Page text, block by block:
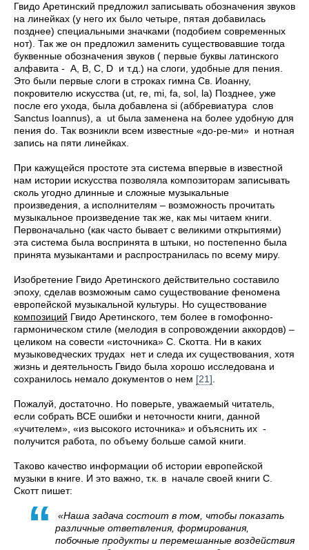
Гвидо Аретинский предложил записывать обозначения звуков
на линейках (у него их было четыре, пятая добавилась
позднее) специальными значками (подобием современных
нот). Так же он предложил заменить существовавшие тогда
буквенные обозначения звуков ( первые буквы латинского
алфавита - A, B, C, D и т.д.) на слоги, удобные для пения.
Это были первые слоги в строках гимна Св. Иоанну,
покровителю искусства (ut, re, mi, fa, sol, la) Позднее, уже
после его ухода, была добавлена si (аббревиатура слов
Sanctus Ioannus), а ut была заменена на более удобную для
пения do. Так возникли всем известные «до-ре-ми» и нотная
запись на пяти линейках.
При кажущейся простоте эта система впервые в известной
нам истории искусства позволяла композиторам записывать
сколь угодно длинные и сложные музыкальные
произведения, а исполнителям – возможность прочитать
музыкальное произведение так же, как мы читаем книги.
Первоначально (как часто бывает с великими открытиями)
эта система была воспринята в штыки, но постепенно была
принята музыкантами и распространилась по всему миру.
Изобретение Гвидо Аретинского действительно составило
эпоху, сделав возможным само существование феномена
европейской музыкальной культуры. Но существование
композиций Гвидо Аретинского, тем более в гомофонно-
гармоническом стиле (мелодия в сопровождении аккордов) –
целиком на совести «источника» С. Скотта. Ни в каких
музыковедческих трудах нет и следа их существования, хотя
жизнь и деятельность Гвидо была хорошо исследована и
сохранилось немало документов о нем [21]
Пожалуй, достаточно. Но поверьте, уважаемый читатель,
если собрать ВСЕ ошибки и неточности книги, данной
«учителем», «из высокого источника» и объяснить их -
получится работа, по объему больше самой книги.
Таково качество информации об истории европейской
музыки в книге. И это важно, т.к. в начале своей книги С.
Скотт пишет:
«Наша задача состоит в том, чтобы показать
различные ответвления, формирования,
побочные продукты и перемешанные воздействия